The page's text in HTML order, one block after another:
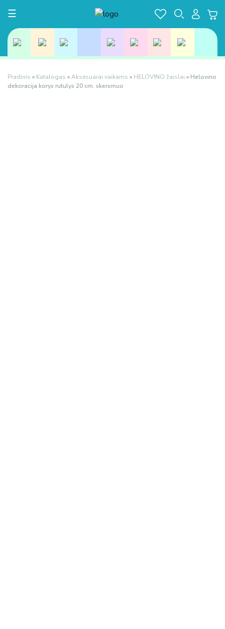
Toggle navigation
☰
Pradinis » Katalogas »Aksesuarai vaikams » HELOVINO žaislai » Helovino
dekoracija korys rutulys 20 cm. skersmuo